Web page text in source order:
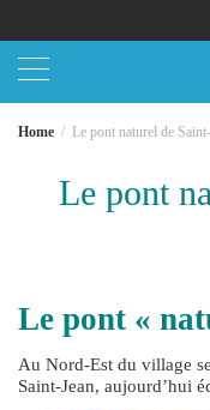
Home Le pont naturel de
Le pont
Le pont «
Au Nord-Est du village
Saint-Jean, aujourd’hui